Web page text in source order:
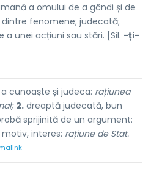
a omului de a gândi și de
fenomene; judecată;
unei acțiuni sau stări. [Sil. -ți-
cunoaște și judeca: rațiunea
2. dreaptă judecată, bun
sprijinită de un argument:
motiv, interes: rațiune de Stat.